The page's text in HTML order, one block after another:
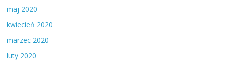
maj 2020
kwiecień 2020
marzec 2020
luty 2020